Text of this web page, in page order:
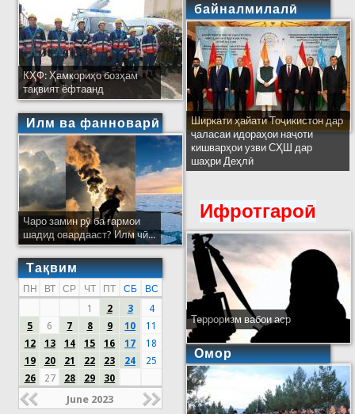
КҲФ: Ҳамкориҳо бозҳам
тақвият ёфтаанд
Илм ва фанноварӣ
Чаро замин рӯ ба гармои
шадид овардааст? Илм чӣ...
Тақвим
ПН ВТ СР ЧТ ПТ СБ
ВС
1
2 3
4
5
6 7 8 9 10
11
12
13 14 15 16 17
18
19
20 21 22 23 24
25
26
27 28 29 30
June 2023
байналмилалӣ
Ширкати ҳайати Тоҷикистон дар
ҷаласаи идораҳои наҷоти
кишварҳои узви СҲШ дар
шаҳри Деҳлӣ
Ифротгароӣ
Терроризм вабои аср
Омор